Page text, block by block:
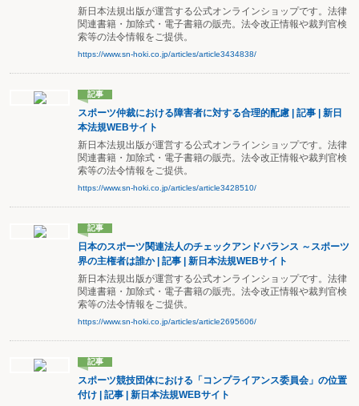
新日本法規出版が運営する公式オンラインショップです。法律
関連書籍・加除式・電子書籍の販売。法令改正情報や裁判官検
索等の法令情報をご提供。
https://www.sn-hoki.co.jp/articles/article3434838/
記事
スポーツ仲裁における障害者に対する合理的配慮 | 記事 | 新日
本法規WEBサイト
新日本法規出版が運営する公式オンラインショップです。法律
関連書籍・加除式・電子書籍の販売。法令改正情報や裁判官検
索等の法令情報をご提供。
https://www.sn-hoki.co.jp/articles/article3428510/
記事
日本のスポーツ関連法人のチェックアンドバランス ～スポーツ
界の主権者は誰か | 記事 | 新日本法規WEBサイト
新日本法規出版が運営する公式オンラインショップです。法律
関連書籍・加除式・電子書籍の販売。法令改正情報や裁判官検
索等の法令情報をご提供。
https://www.sn-hoki.co.jp/articles/article2695606/
記事
スポーツ競技団体における「コンプライアンス委員会」の位置
付け | 記事 | 新日本法規WEBサイト